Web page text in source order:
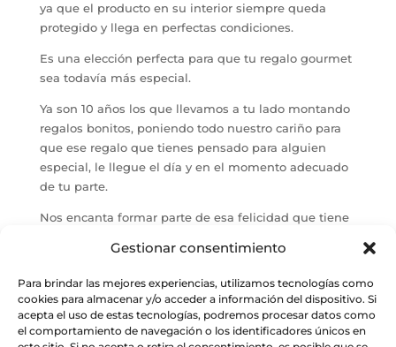
Gestionar consentimiento
Para brindar las mejores experiencias, utilizamos tecnologías como
cookies para almacenar y/o acceder a información del dispositivo. Si
acepta el uso de estas tecnologías, podremos procesar datos como
el comportamiento de navegación o los identificadores únicos en
ya que el producto en su interior siempre queda
protegido y llega en perfectas condiciones.
Es una elección perfecta para que tu regalo gourmet
sea todavía más especial.
Ya son 10 años los que llevamos a tu lado montando
regalos bonitos, poniendo todo nuestro cariño para
que ese regalo que tienes pensado para alguien
especial, le llegue el día y en el momento adecuado
de tu parte.
Nos encanta formar parte de esa felicidad que tiene
magia llegue en forma de productos bonitos, de
calidad y con un componente especial, la esencia de
la terreta.
(*) En caso de estar agotado alguno de los productos